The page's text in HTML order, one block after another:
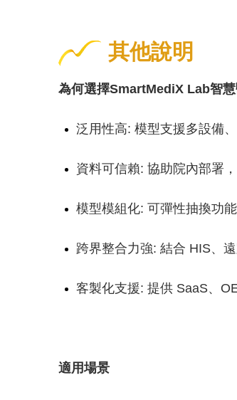
其他說明
為何選擇SmartMediX Lab智慧
泛用性高: 模型支援多設備
資料可信賴: 協助院內部署
模型模組化: 可彈性抽換功
跨界整合力強: 結合 HIS、
客製化支援: 提供 SaaS、
適用場景